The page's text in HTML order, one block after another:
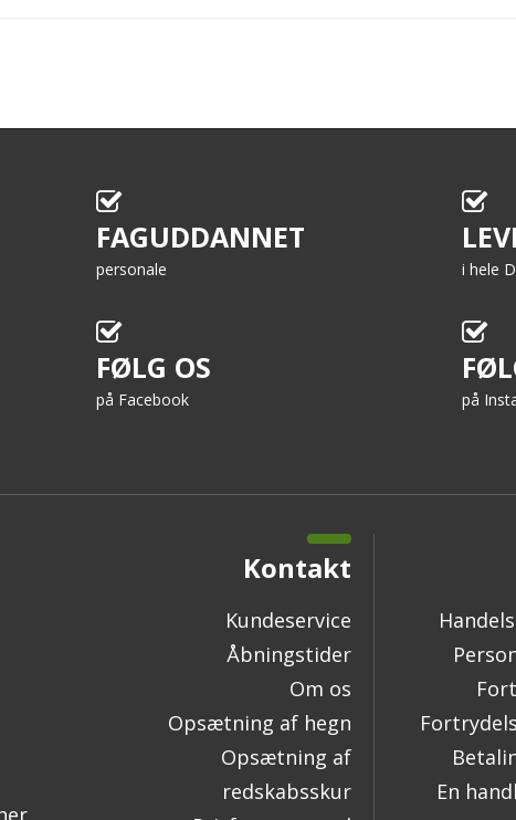
FAGUDDANNET
personale i hele
FØLG OS
på Facebook på
Kontakt
Kundeservice
Åbningstider
Om os
Opsætning af hegn
Opsætning af
redskabsskur
En